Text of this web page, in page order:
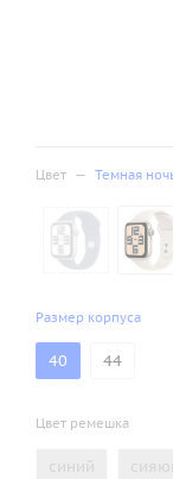
Цвет — Темная
Размер корпуса
40 44
Цвет ремешка
синий